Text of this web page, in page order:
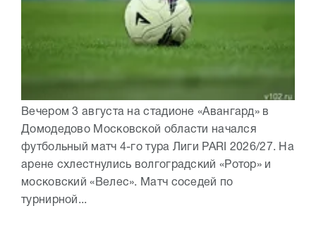
Вечером 3 августа на стадионе «Авангард» в
Домодедово Московской области начался
футбольный матч 4-го тура Лиги PARI 2026/27. На
арене схлестнулись волгоградский «Ротор» и
московский «Велес». Матч соседей по
турнирной...